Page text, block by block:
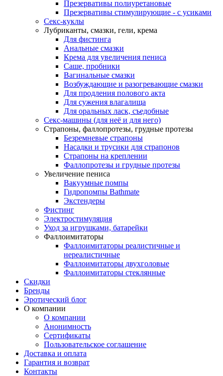
Презервативы полиуретановые
Презервативы стимулирующие - с усиками
Секс-куклы
Лубриканты, смазки, гели, крема
Для фистинга
Анальные смазки
Крема для увеличения пениса
Саше, пробники
Вагинальные смазки
Возбуждающие и разогревающие смазки
Для продления полового акта
Для сужения влагалища
Для оральных ласк, съедобные
Секс-машины (для неё и для него)
Страпоны, фаллопротезы, грудные протезы
Безремневые страпоны
Насадки и трусики для страпонов
Страпоны на креплении
Фаллопротезы и грудные протезы
Увеличение пениса
Вакуумные помпы
Гидропомпы Bathmate
Экстендеры
Фистинг
Электростимуляция
Уход за игрушками, батарейки
Фаллоимитаторы
Фаллоимитаторы реалистичные и
нереалистичные
Фаллоимитаторы двухголовые
Фаллоимитаторы стеклянные
Скидки
Бренды
Эротический блог
О компании
О компании
Анонимность
Сертификаты
Пользовательское соглашение
Доставка и оплата
Гарантия и возврат
Контакты